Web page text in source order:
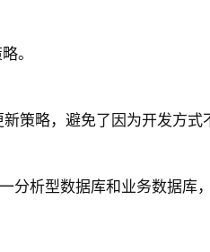
。
策略，避免了因为开发方式
分析型数据库和业务数据库